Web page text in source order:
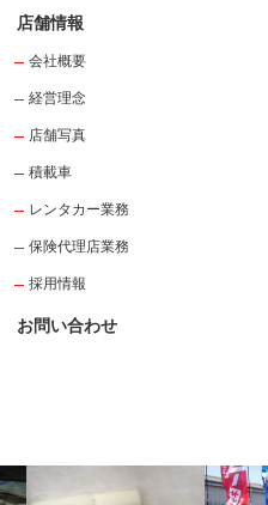
店舗情報
会社概要
経営理念
店舗写真
積載車
レンタカー業務
保険代理店業務
採用情報
お問い合わせ